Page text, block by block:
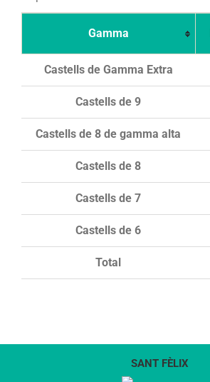
Gamma
Total
Castells de Gamma Extra
Castells de 9
Castells de 8 de gamma alta
Castells de 8
Castells de 7
Castells de 6
SANT FÈLIX